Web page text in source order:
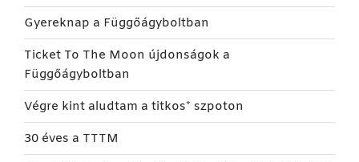
Gyereknap a Függőágyboltban
Ticket To The Moon újdonságok a
Függőágyboltban
Végre kint aludtam a titkos* szpoton
30 éves a TTTM